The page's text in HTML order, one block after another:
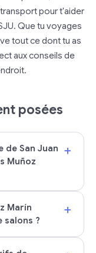
pour t'aider
Que tu voyages
tout ce dont tu as
aux conseils de
posées
San Juan
Muñoz
+
Marín
?
+